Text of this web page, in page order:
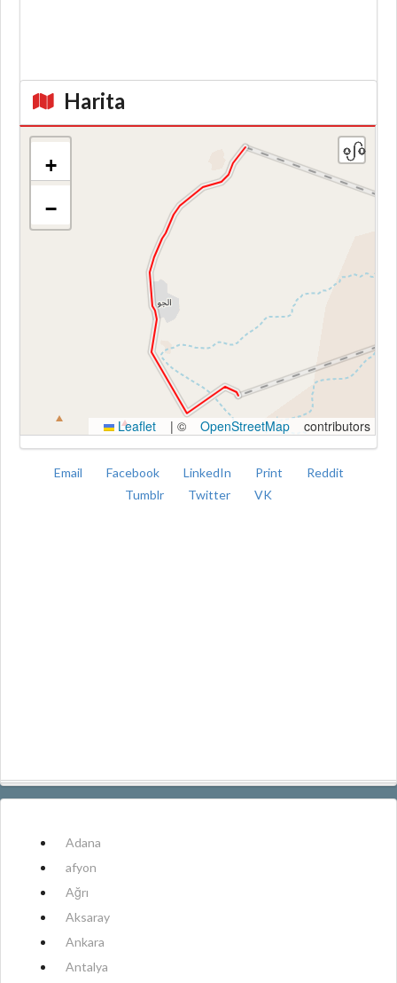
Harita
+
−
Leaflet | © OpenStreetMap contributors
Email Facebook LinkedIn Print
Reddit
Tumblr
Twitter VK
Adana
afyon
Ağrı
Aksaray
Ankara
Antalya